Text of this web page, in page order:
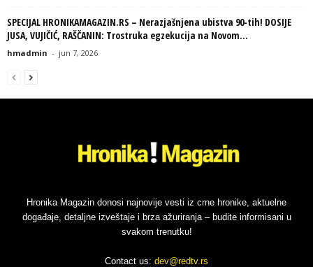
SPECIJAL HRONIKAMAGAZIN.RS – Nerazjašnjena ubistva 90-tih! DOSIJE
JUSA, VUJIČIĆ, RAŠČANIN: Trostruka egzekucija na Novom...
hmadmin - jun 7, 2026
Hronika Magazin donosi najnovije vesti iz crne hronike, aktuelne
događaje, detaljne izveštaje i brza ažuriranja – budite informisani u
svakom trenutku!
Contact us: dev@redtv.rs